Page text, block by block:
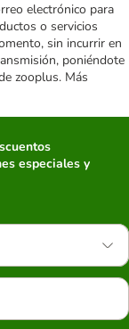
electrónico para
o servicios
sin incurrir en
poniéndote
zooplus. Más
especiales y